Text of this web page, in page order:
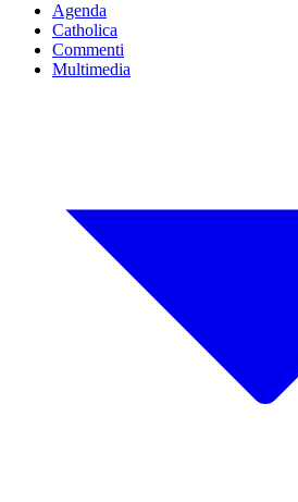
Agenda
Catholica
Commenti
Multimedia